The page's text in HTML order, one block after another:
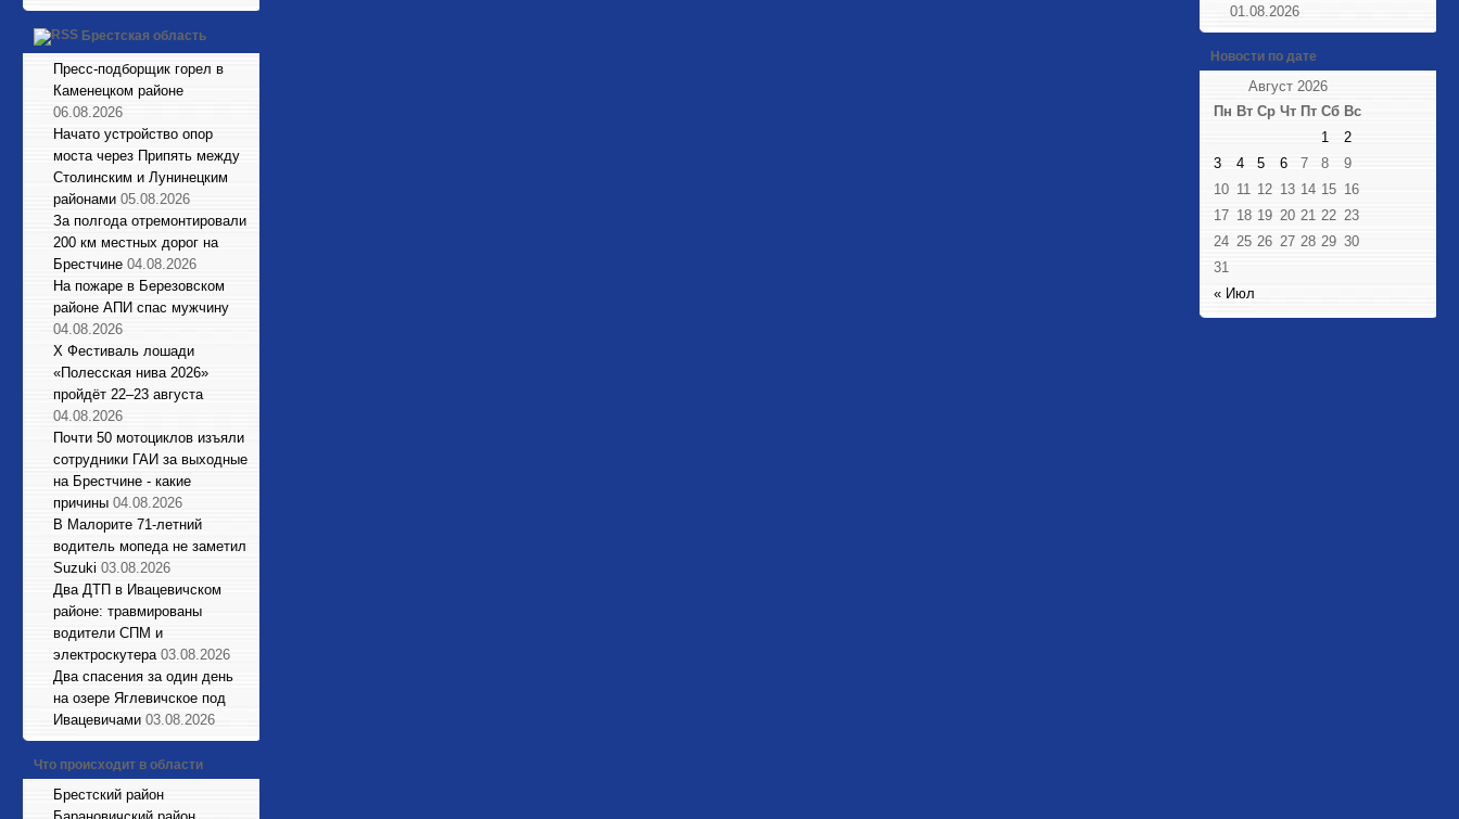
Брестская область
Пресс-подборщик горел в
Каменецком районе
06.08.2026
Начато устройство опор
моста через Припять между
Столинским и Лунинецким
районами 05.08.2026
За полгода отремонтировали
200 км местных дорог на
Брестчине 04.08.2026
На пожаре в Березовском
районе АПИ спас мужчину
04.08.2026
X Фестиваль лошади
«Полесская нива 2026»
пройдёт 22–23 августа
04.08.2026
Почти 50 мотоциклов изъяли
сотрудники ГАИ за выходные
на Брестчине - какие
причины 04.08.2026
В Малорите 71-летний
водитель мопеда не заметил
Suzuki 03.08.2026
Два ДТП в Ивацевичском
районе: травмированы
водители СПМ и
электроскутера 03.08.2026
Два спасения за один день
на озере Яглевичское под
Ивацевичами 03.08.2026
Что происходит в области
Брестский район
01.08.2026
Новости по дате
Август 2026
Пн Вт Ср Чт Пт Сб Вс
« Июл
1
2
3
4 5 6 7 8
9
10 11 12 13 14 15 16
17 18 19 20 21 22 23
24 25 26 27 28 29 30
31